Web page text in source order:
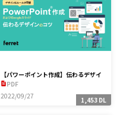
【パワーポイント作成】伝わるデザイ
ンのコツ
PDF
2022/09/27
1,453 DL